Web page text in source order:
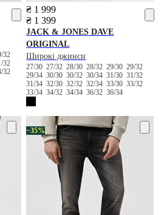
32
32
32
₴ 1 999
₴ 1 399
JACK & JONES DAVE
ORIGINAL
Широкі джинси
27/3027/3228/3028/3229/3029/32
29/3430/3030/3230/3431/3031/32
31/3432/3032/3232/3433/3033/32
33/3434/3234/3436/3236/34
−35%